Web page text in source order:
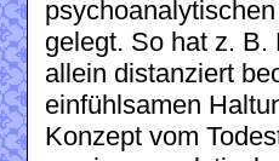
gelegt. So hat z.
allein distanziert
einfühlsamen
Konzept vom